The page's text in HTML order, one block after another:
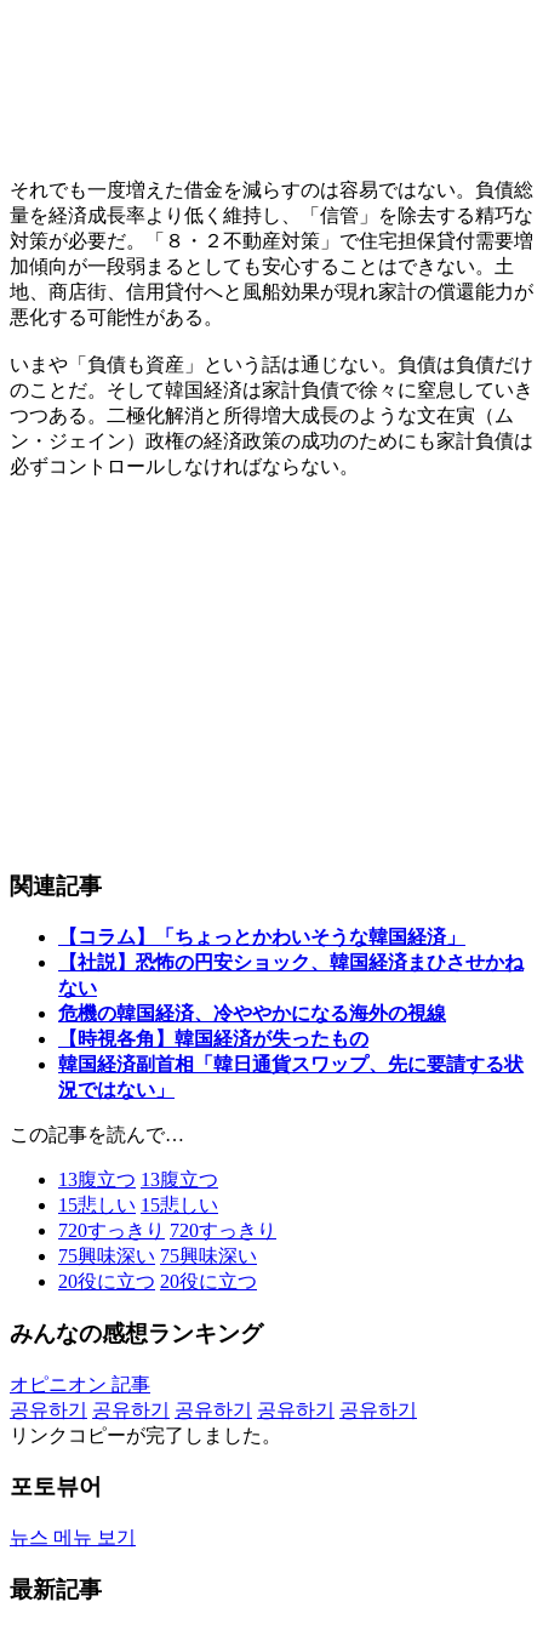
それでも一度増えた借金を減らすのは容易ではない。負債総
量を経済成長率より低く維持し、「信管」を除去する精巧な
対策が必要だ。「８・２不動産対策」で住宅担保貸付需要増
加傾向が一段弱まるとしても安心することはできない。土
地、商店街、信用貸付へと風船効果が現れ家計の償還能力が
悪化する可能性がある。
いまや「負債も資産」という話は通じない。負債は負債だけ
のことだ。そして韓国経済は家計負債で徐々に窒息していき
つつある。二極化解消と所得増大成長のような文在寅（ム
ン・ジェイン）政権の経済政策の成功のためにも家計負債は
必ずコントロールしなければならない。
関連記事
【コラム】「ちょっとかわいそうな韓国経済」
【社説】恐怖の円安ショック、韓国経済まひさせかね
ない
危機の韓国経済、冷ややかになる海外の視線
【時視各角】韓国経済が失ったもの
韓国経済副首相「韓日通貨スワップ、先に要請する状
況ではない」
この記事を読んで…
13腹立つ 13腹立つ
15悲しい 15悲しい
720すっきり 720すっきり
75興味深い 75興味深い
20役に立つ 20役に立つ
みんなの感想ランキング
オピニオン 記事
공유하기
공유하기 공유하기 공유하기
공유하기
リンクコピーが完了しました。
포토뷰어
뉴스 메뉴 보기
最新記事